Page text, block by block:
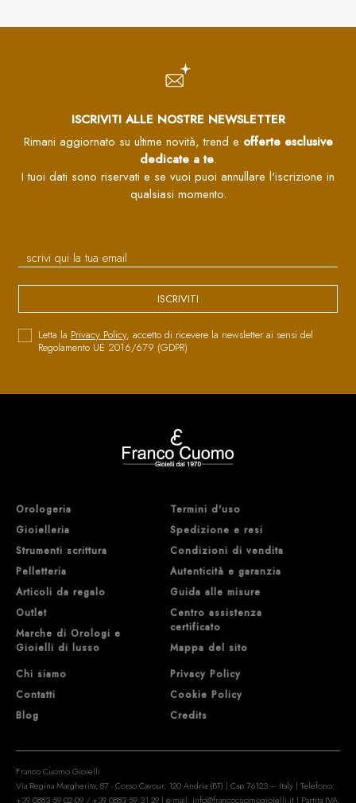
ISCRIVITI ALLE NOSTRE NEWSLETTER
Rimani aggiornato su ultime novità, trend e offerte esclusive
dedicate a te.
I tuoi dati sono riservati e se vuoi puoi annullare l'iscrizione in
qualsiasi momento.
ISCRIVITI
Letta la Privacy Policy, accetto di ricevere la newsletter ai sensi del
Regolamento UE 2016/679 (GDPR)
Orologeria
Gioielleria
Strumenti scrittura
Pelletteria
Articoli da regalo
Outlet
Marche di Orologi e
Gioielli di lusso
Chi siamo
Contatti
Blog
Termini d'uso
Spedizione e resi
Condizioni di vendita
Autenticità e garanzia
Guida alle misure
Centro assistenza
certificato
Mappa del sito
Privacy Policy
Cookie Policy
Credits
Franco Cuomo Gioielli
Via Regina Margherita, 87 - Corso Cavour, 120 Andria (BT) | Cap 76123 – Italy | Telefono:
+39 0883 59 02 09 / +39 0883 59 31 29 | e-mail: info@francocuomogioielli.it | Partita IVA: